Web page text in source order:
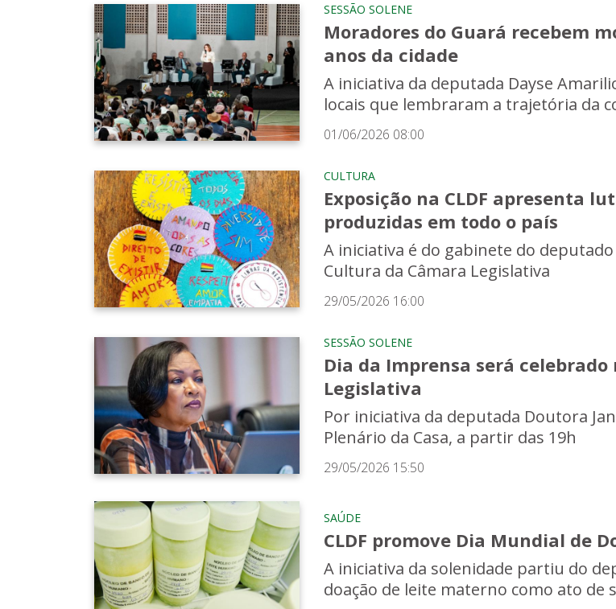
SESSÃO SOLENE
Moradores do Guará recebem
anos da cidade
A iniciativa da deputada Dayse
locais que lembraram a trajetória da
01/06/2026 08:00
CULTURA
Exposição na CLDF apresenta
produzidas em todo o país
A iniciativa é do gabinete do
Cultura da Câmara Legislativa
29/05/2026 16:00
SESSÃO SOLENE
Dia da Imprensa será
Legislativa
Por iniciativa da deputada Doutora
Plenário da Casa, a partir das 19h
29/05/2026 15:50
SAÚDE
CLDF promove Dia Mundial de
A iniciativa da solenidade partiu do
doação de leite materno como ato de